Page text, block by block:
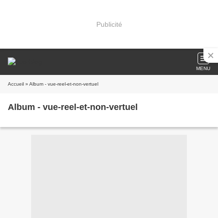
Publicité
MENU
Accueil » Album - vue-reel-et-non-vertuel
Album - vue-reel-et-non-vertuel